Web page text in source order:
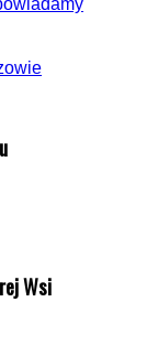
Wsi